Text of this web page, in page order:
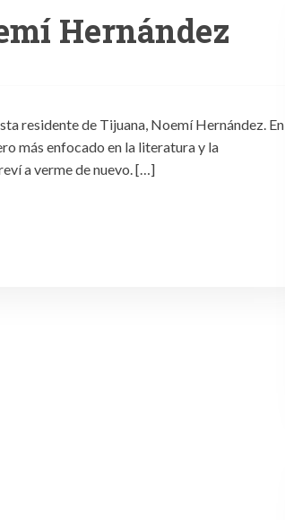
Hernández
residente de Tijuana, Noemí Hernández. En
más enfocado en la literatura y la
a verme de nuevo. […]